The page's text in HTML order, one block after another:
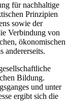
für nachhaltige
Prinzipien
sowie der
Verbindung von
ökonomischen
andererseits.
Bildung.
und unter
ergibt sich die